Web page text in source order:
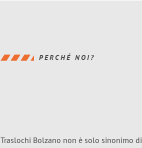
PERCHÉ NOI?
Traslochi Bolzano non è solo sinonimo di